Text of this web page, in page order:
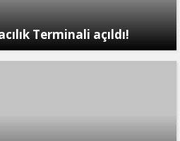
Terminali açıldı!